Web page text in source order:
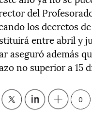
del
los decretos
entre abril y
aseguró además
no superior a 15
0